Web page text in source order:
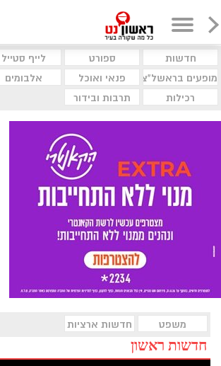
חדשות ספורט לייף סטייל
מופעים בראשל"צ
פנאי ואוכל אלבומים
רכילות
תרבות ובידור
משפט חדשות ארציות
חדשות ראשון